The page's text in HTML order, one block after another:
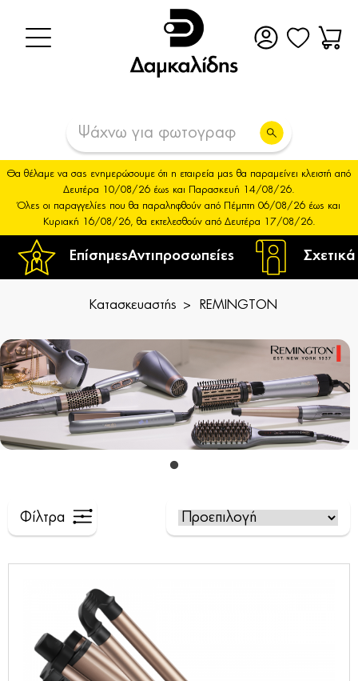
ΕπίσημεςΑντιπροσωπείες
Θα θέλαμε να σας ενημερώσουμε ότι η εταιρεία μας θα παραμείνει κλειστή από
Δευτέρα 10/08/26 έως και Παρασκευή 14/08/26.
Όλες οι παραγγελίες που θα παραληφθούν από Πέμπτη 06/08/26 έως και
Κυριακή 16/08/26, θα εκτελεσθούν από Δευτέρα 17/08/26.
Κατασκευαστής REMINGTON
Φίλτρα